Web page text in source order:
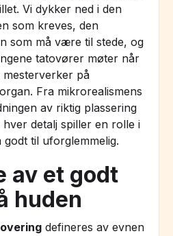
Vi dykker ned i den
som kreves, den
som må være til stede, og
tatovører møter når
mesterverker på
Fra mikrorealismens
av riktig plassering
detalj spiller en rolle i
til uforglemmelig.
av et godt
huden
defineres av evnen